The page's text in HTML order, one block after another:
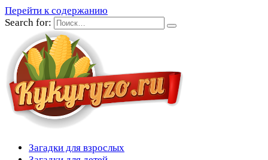
Перейти к содержанию
Search for:
Загадки для взрослых